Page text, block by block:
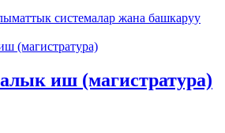
системалар жана башкаруу
иш (магистратура)